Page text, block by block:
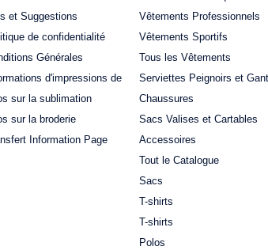
et Suggestions
de confidentialité
Générales
d'impressions de
sur la sublimation
sur la broderie
Information Page
Vêtements Professionnels
Vêtements Sportifs
Tous les Vêtements
Serviettes Peignoirs et
Chaussures
Sacs Valises et Cartables
Accessoires
Tout le Catalogue
Sacs
T-shirts
T-shirts
Polos